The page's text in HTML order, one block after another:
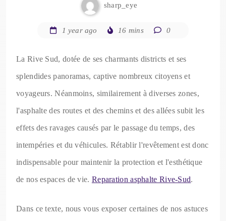
sharp_eye
1 year ago 16 mins 0
La Rive Sud, dotée de ses charmants districts et ses
splendides panoramas, captive nombreux citoyens et
voyageurs. Néanmoins, similairement à diverses zones,
l'asphalte des routes et des chemins et des allées subit les
effets des ravages causés par le passage du temps, des
intempéries et du véhicules. Rétablir l'revêtement est donc
indispensable pour maintenir la protection et l'esthétique
de nos espaces de vie. Reparation asphalte Rive-Sud.
Dans ce texte, nous vous exposer certaines de nos astuces